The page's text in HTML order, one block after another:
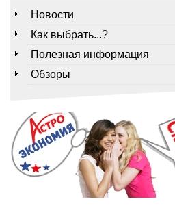
Новости
Как выбрать...?
Полезная информация
Обзоры